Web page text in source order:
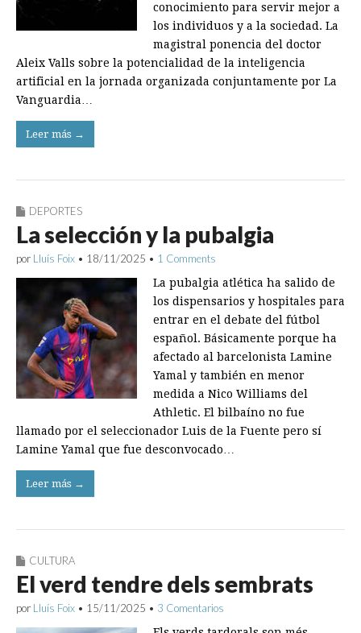
conocimiento para servir mejor a
los individuos y a la sociedad. La
magistral ponencia del doctor
Aleix Valls sobre la potencialidad de la inteligencia
artificial en la jornada organizada conjuntamente por La
Vanguardia…
Leer más →
DEPORTES
La selección y la pubalgia
por Lluís Foix • 18/11/2025 • 1 Comments
La pubalgia atlética ha salido de
los dispensarios y hospitales para
entrar en el debate del fútbol
español. Básicamente porque ha
afectado al barcelonista Lamine
Yamal y también en menor
medida a Nico Williams del
Athletic. El bilbaíno no fue
llamado por el seleccionador Luis de la Fuente pero sí
Lamine Yamal que fue desconvocado…
Leer más →
CULTURA
El verd tendre dels sembrats
por Lluís Foix • 15/11/2025 • 3 Comentarios